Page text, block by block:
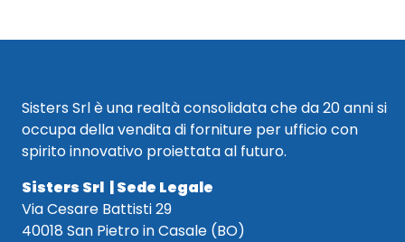
Sisters Srl è una realtà consolidata che da 20 anni si
occupa della vendita di forniture per ufficio con
spirito innovativo proiettata al futuro.
Sisters Srl | Sede Legale
Via Cesare Battisti 29
40018 San Pietro in Casale (BO)